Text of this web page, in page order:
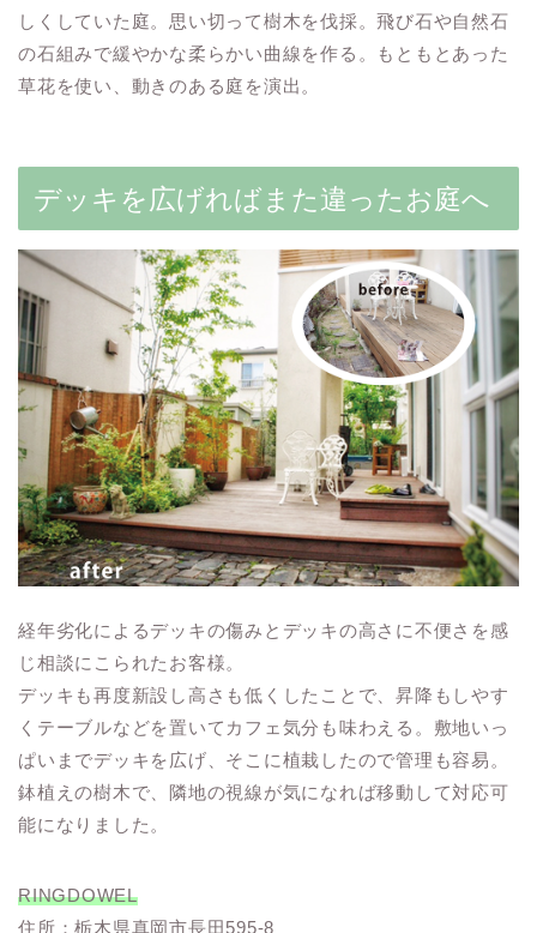
しくしていた庭。思い切って樹木を伐採。飛び石や自然石
の石組みで緩やかな柔らかい曲線を作る。もともとあった
草花を使い、動きのある庭を演出。
デッキを広げればまた違ったお庭へ
経年劣化によるデッキの傷みとデッキの高さに不便さを感
じ相談にこられたお客様。
デッキも再度新設し高さも低くしたことで、昇降もしやす
くテーブルなどを置いてカフェ気分も味わえる。敷地いっ
ぱいまでデッキを広げ、そこに植栽したので管理も容易。
鉢植えの樹木で、隣地の視線が気になれば移動して対応可
能になりました。
RINGDOWEL
住所：栃木県真岡市長田595-8